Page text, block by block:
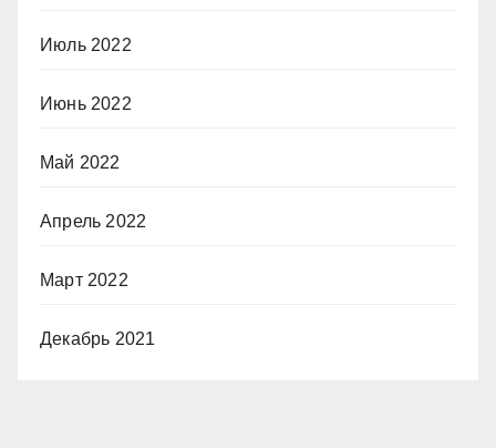
Июль 2022
Июнь 2022
Май 2022
Апрель 2022
Март 2022
Декабрь 2021